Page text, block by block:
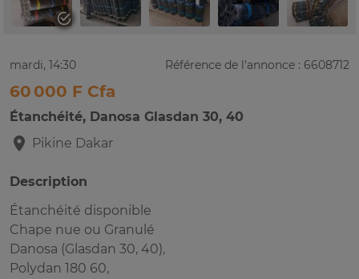
mardi, 14:30 Référence de l'annonce : 6608712
60 000 F Cfa
Étanchéité, Danosa Glasdan 30, 40
Pikine Dakar
Description
Étanchéité disponible
Chape nue ou Granulé
Danosa (Glasdan 30, 40),
Polydan 180 60,